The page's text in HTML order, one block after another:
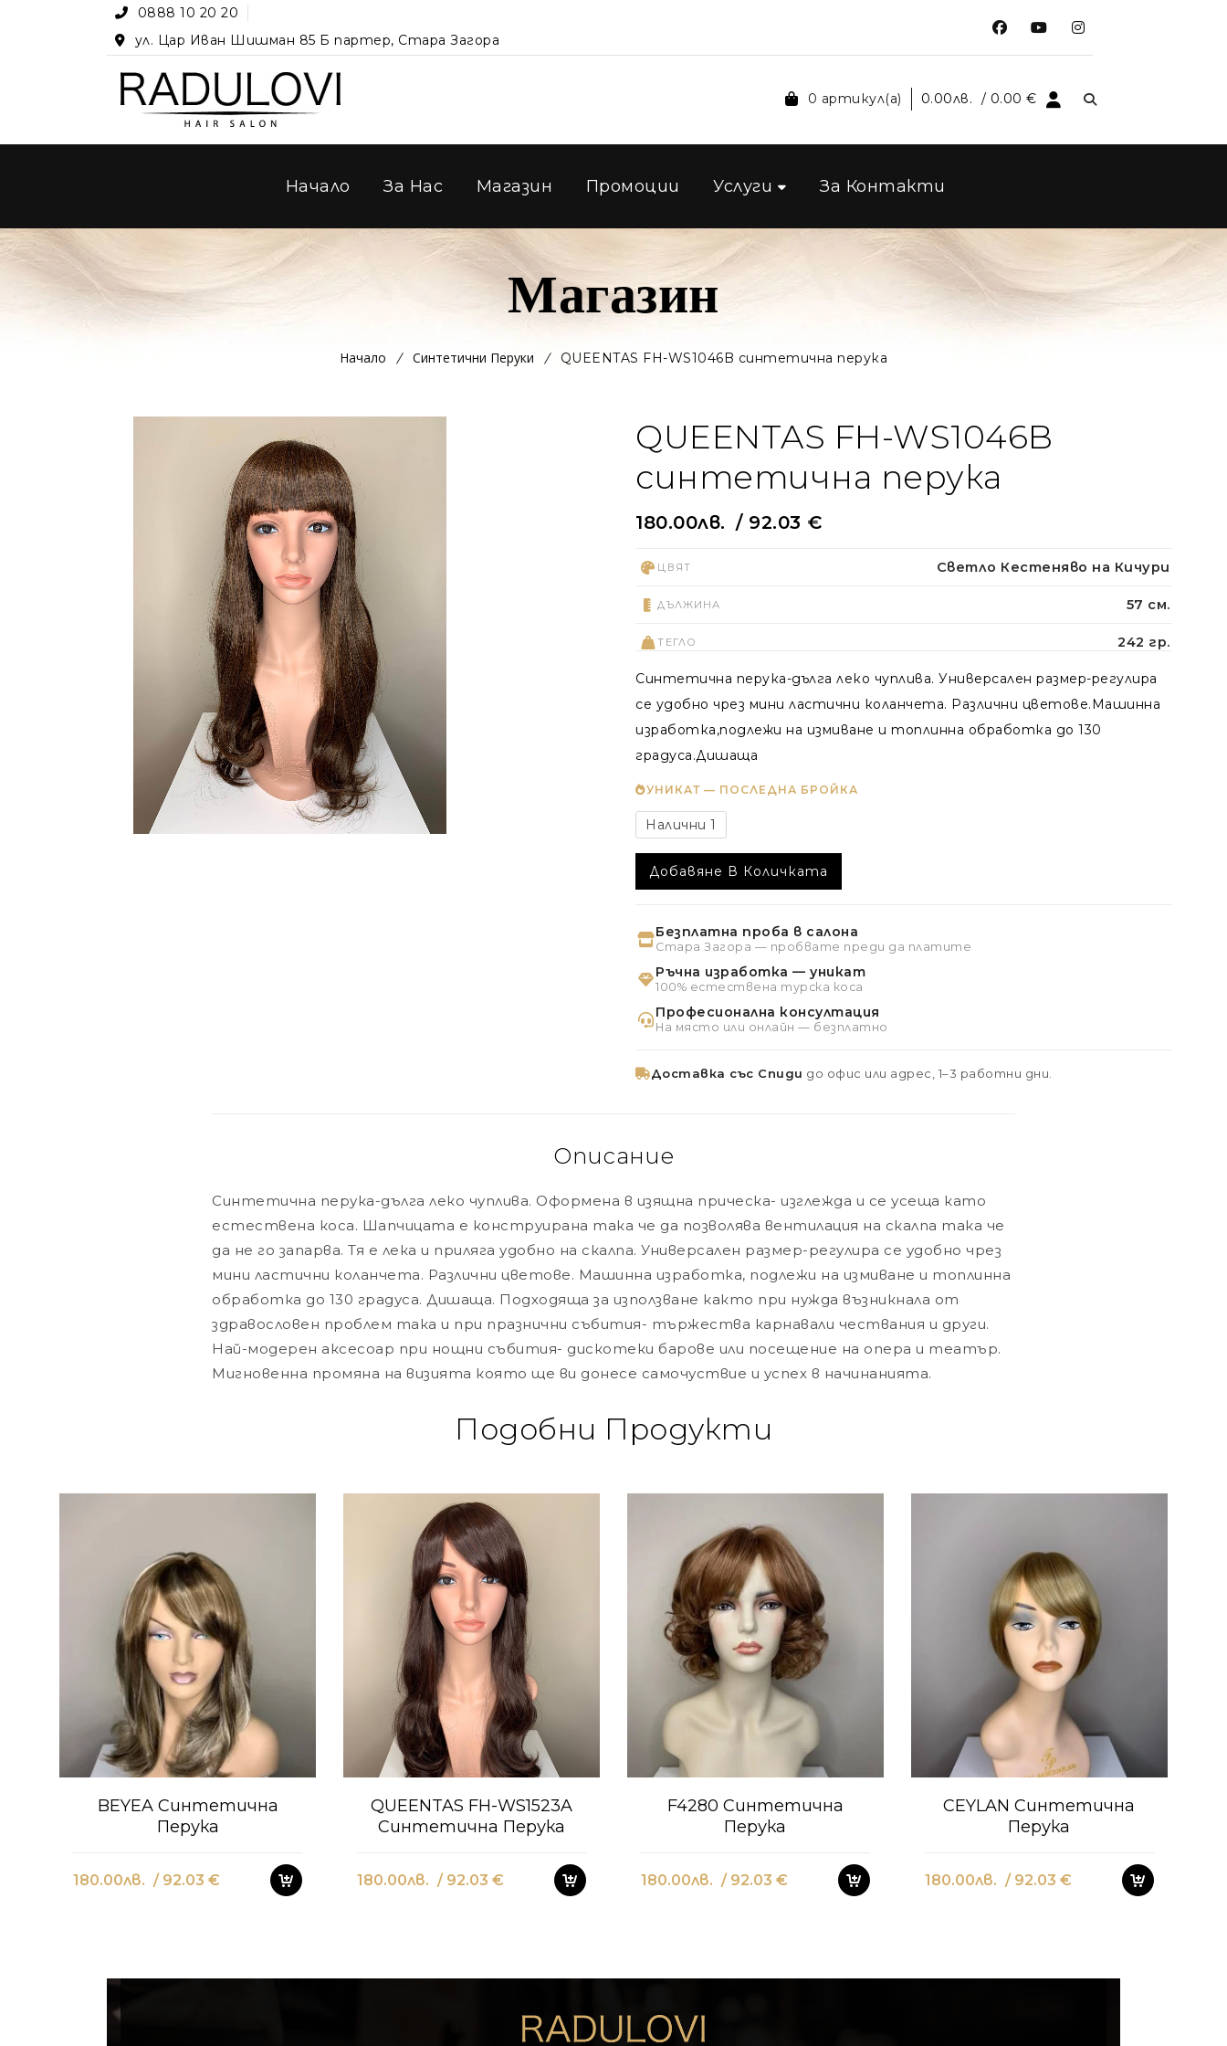
0888 10 20 20
ул. Цар Иван Шишман 85 Б партер, Стара Загора
0 артикул(а) 0.00лв. / 0.00 €
Начало За Нас Магазин Промоции Услуги За Контакти
Магазин
Начало Синтетични Перуки QUEENTAS FH-WS1046B синтетична перука
QUEENTAS FH-WS1046B
синтетична перука
180.00лв. / 92.03 €
ЦВЯТ Светло Кестеняво на Кичури
ДЪЛЖИНА 57 см.
ТЕГЛО 242 гр.
Синтетична перука-дълга леко чуплива. Универсален размер-регулира
се удобно чрез мини ластични коланчета. Различни цветове.Машинна
изработка,подлежи на измиване и топлинна обработка до 130
градуса.Дишаща
УНИКАТ — ПОСЛЕДНА БРОЙКА
Налични 1
Добавяне В Количката
Безплатна проба в салона
Стара Загора — пробвате преди да платите
Ръчна изработка — уникат
100% естествена турска коса
Професионална консултация
На място или онлайн — безплатно
Доставка със Спиди до офис или адрес, 1–3 работни дни.
Описание
Синтетична перука-дълга леко чуплива. Оформена в изящна прическа- изглежда и се усеща като
естествена коса. Шапчицата е конструирана така че да позволява вентилация на скалпа така че
да не го запарва. Тя е лека и приляга удобно на скалпа. Универсален размер-регулира се удобно чрез
мини ластични коланчета. Различни цветове. Машинна изработка, подлежи на измиване и топлинна
обработка до 130 градуса. Дишаща. Подходяща за използване както при нужда възникнала от
здравословен проблем така и при празнични събития- тържества карнавали чествания и други.
Най-модерен аксесоар при нощни събития- дискотеки барове или посещение на опера и театър.
Мигновенна промяна на визията която ще ви донесе самочуствие и успех в начинанията.
Подобни Продукти
BEYEA Синтетична
Перука
180.00лв. / 92.03 €
QUEENTAS FH-WS1523A
Синтетична Перука
180.00лв. / 92.03 €
F4280 Синтетична
Перука
180.00лв. / 92.03 €
CEYLAN Синтетична
Перука
180.00лв. / 92.03 €